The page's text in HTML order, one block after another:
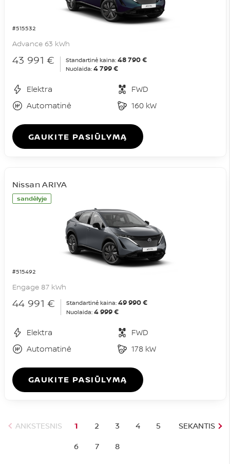
#515532
Advance 63 kWh
43 991 € Standartinė kaina: 48 790 €
Nuolaida: 4 799 €
Elektra
FWD
Automatinė
160 kW
GAUKITE PASIŪLYMĄ
sandėlyje
#515492
Nissan ARIYA
Engage 87 kWh
44 991 € Standartinė kaina: 49 990 €
Nuolaida: 4 999 €
Elektra
FWD
Automatinė
178 kW
GAUKITE PASIŪLYMĄ
ANKSTESNIS SEKANTIS
1 2 3 4
5
6
7 8